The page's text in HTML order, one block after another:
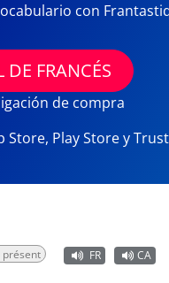
con
DE FRANCÉS
de compra
Store, Play Store y
présent FR CA